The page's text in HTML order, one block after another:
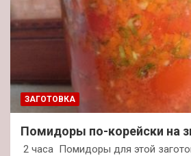
ЗАГОТОВКА
Помидоры по-корейски на
2 часа Помидоры для этой